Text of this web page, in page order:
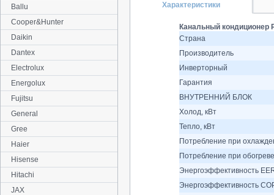
Характеристики
Канальный кондиционер
Страна
Производитель
Инверторный
Гарантия
ВНУТРЕННИЙ БЛОК
Холод, кВт
Тепло, кВт
Потребление при
Потребление при
Энергоэффективность
Энергоэффективность
Ballu
Cooper&Hunter
Daikin
Dantex
Electrolux
Energolux
Fujitsu
General
Gree
Haier
Hisense
Hitachi
JAX